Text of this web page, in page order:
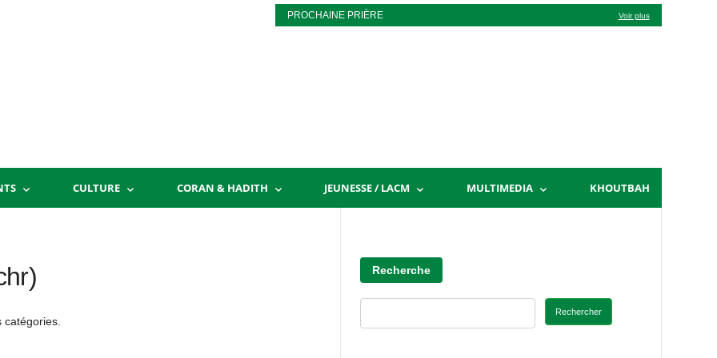
PROCHAINE PRIÈRE Voir plus
CULTURE CORAN & HADITH JEUNESSE / LACM MULTIMEDIA KHOUTBAH
Recherche
Rechercher